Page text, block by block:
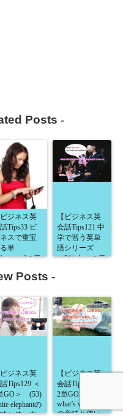
Posts -
ビジネス英
Tips33 ビ
スで重宝
単
の意
【ビジネス英
会話Tips121 中
学で習う英単
語シリーズ
（31）hereの意
Posts -
ビジネス英
Tips129 ＜
GO＞ (53)
elephantの
と使い方
【ビジネス英
会話Tips128 ＜
2単GO＞ (52)
what’s with…?
の意味と使い